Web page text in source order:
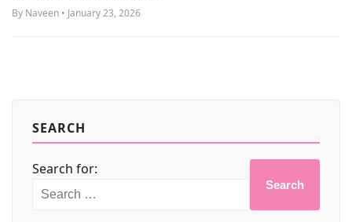
By Naveen • January 23, 2026
SEARCH
Search for:
Search